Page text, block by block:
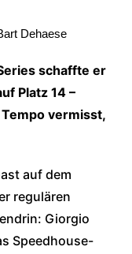
Dehaese
schaffte er
Platz 14 –
vermisst,
auf dem
regulären
Giorgio
Speedhouse-